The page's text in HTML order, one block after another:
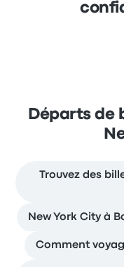
Départs de
Trouvez des
New York City à
Comment